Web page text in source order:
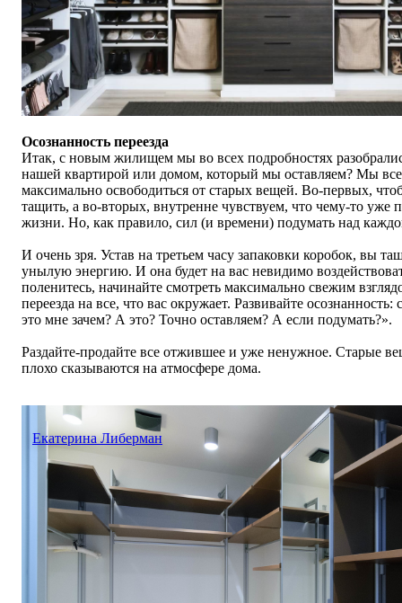
Осознанность переезда
Итак, с новым жилищем мы во всех подробностях
нашей квартирой или домом, который мы оставляем? Мы
максимально освободиться от старых вещей. Во-первых,
тащить, а во-вторых, внутренне чувствуем, что чему-то уже
жизни. Но, как правило, сил (и времени) подумать над
И очень зря. Устав на третьем часу запаковки коробок, вы
унылую энергию. И она будет на вас невидимо
поленитесь, начинайте смотреть максимально свежим
переезда на все, что вас окружает. Развивайте
это мне зачем? А это? Точно оставляем? А если подумать?».
Раздайте-продайте все отжившее и уже ненужное. Старые
плохо сказываются на атмосфере дома.
Екатерина Либерман